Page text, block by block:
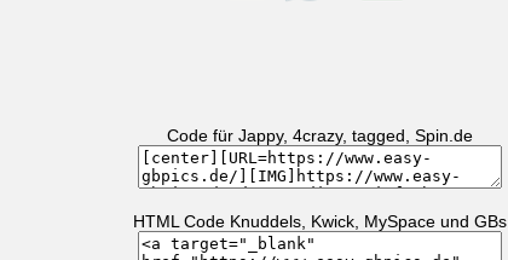
Code für Jappy, 4crazy, tagged, Spin.de
HTML Code Knuddels, Kwick, MySpace und GBs